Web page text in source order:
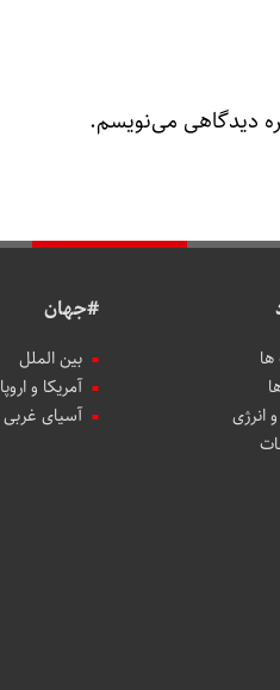
دیدگاهی می‌نویسم.
انرژی
#جهان
بین الملل
آمریکا و اروپا
آسیای غربی